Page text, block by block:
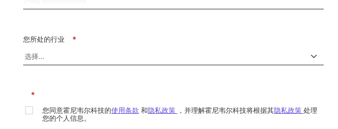
*
您所处的行业
*
您同意霍尼韦尔科技的使用条款 和隐私政策 ，并理解霍尼韦尔科技将根据其隐私政策 处理
您的个人信息。